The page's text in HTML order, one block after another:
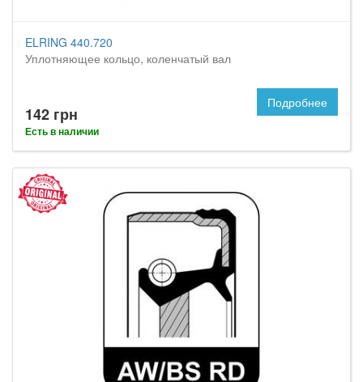
ELRING 440.720
Уплотняющее кольцо, коленчатый вал
142 грн
Есть в наличии
Подробнее